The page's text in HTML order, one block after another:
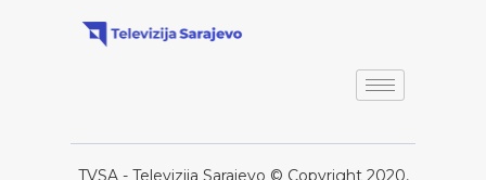
TVSA - Televizija Sarajevo © Copyright 2020,